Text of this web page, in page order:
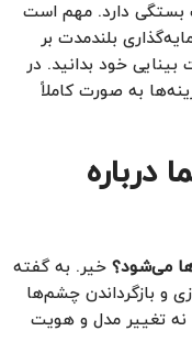
بستگی دارد. مهم است
بلندمدت بر
خود بدانید. در
به صورت کاملاً
می‌شود؟ خیر. به گفته
و بازگرداندن چشم‌ها
تغییر مدل و هویت